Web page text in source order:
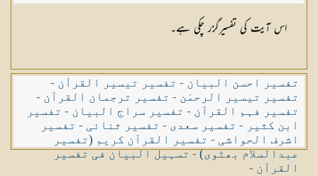
اس آیت کی تفسیرگزر چکی ہے۔
تفسیر احسن البیان - تفسیر تیسیر القرآن -
تفسیر تیسیر الرحمٰن - تفسیر ترجمان القرآن -
تفسیر فہم القرآن - تفسیر سراج البیان - تفسیر
ابن کثیر - تفسیر سعدی - تفسیر ثنائی - تفسیر
اشرف الحواشی - تفسیر القرآن کریم (تفسیر
عبدالسلام بھٹوی)-تسہیل البیان فی تفسیر
القرآن -